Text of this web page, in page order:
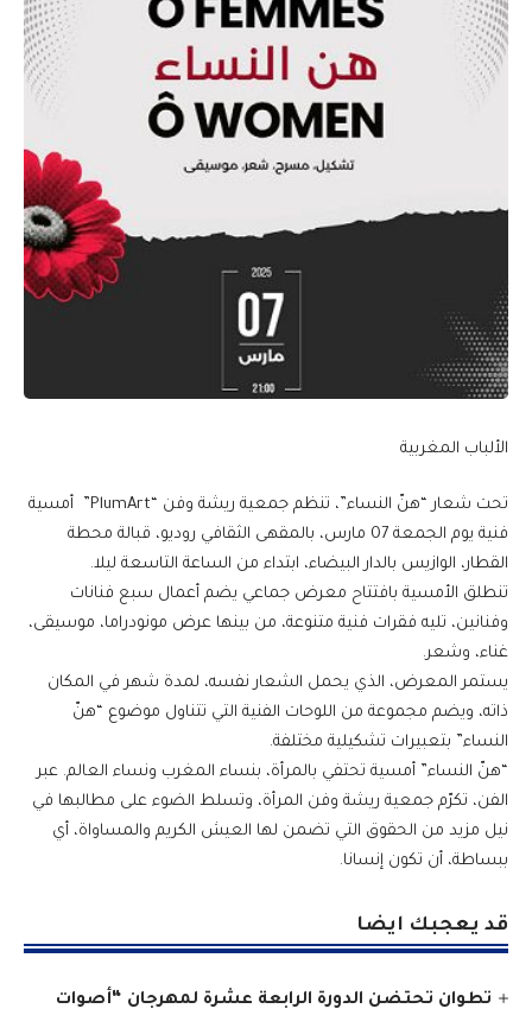
الألباب المغربية
تحت شعار “هنّ النساء”، تنظم جمعية ريشة وفن “PlumArt” أمسية
فنية يوم الجمعة 07 مارس، بالمقهى الثقافي روديو، قبالة محطة
القطار، الوازيس بالدار البيضاء، ابتداء من الساعة التاسعة ليلا.
تنطلق الأمسية بافتتاح معرض جماعي يضم أعمال سبع فنانات
وفنانين، تليه فقرات فنية متنوعة، من بينها عرض مونودراما، موسيقى،
غناء، وشعر.
يستمر المعرض، الذي يحمل الشعار نفسه، لمدة شهر في المكان
ذاته، ويضم مجموعة من اللوحات الفنية التي تتناول موضوع “هنّ
النساء” بتعبيرات تشكيلية مختلفة.
“هنّ النساء” أمسية تحتفي بالمرأة، بنساء المغرب ونساء العالم. عبر
الفن، تكرّم جمعية ريشة وفن المرأة، وتسلط الضوء على مطالبها في
نيل مزيد من الحقوق التي تضمن لها العيش الكريم والمساواة، أي
ببساطة، أن تكون إنسانا.
قد يعجبك ايضا
تطوان تحتضن الدورة الرابعة عشرة لمهرجان “أصوات